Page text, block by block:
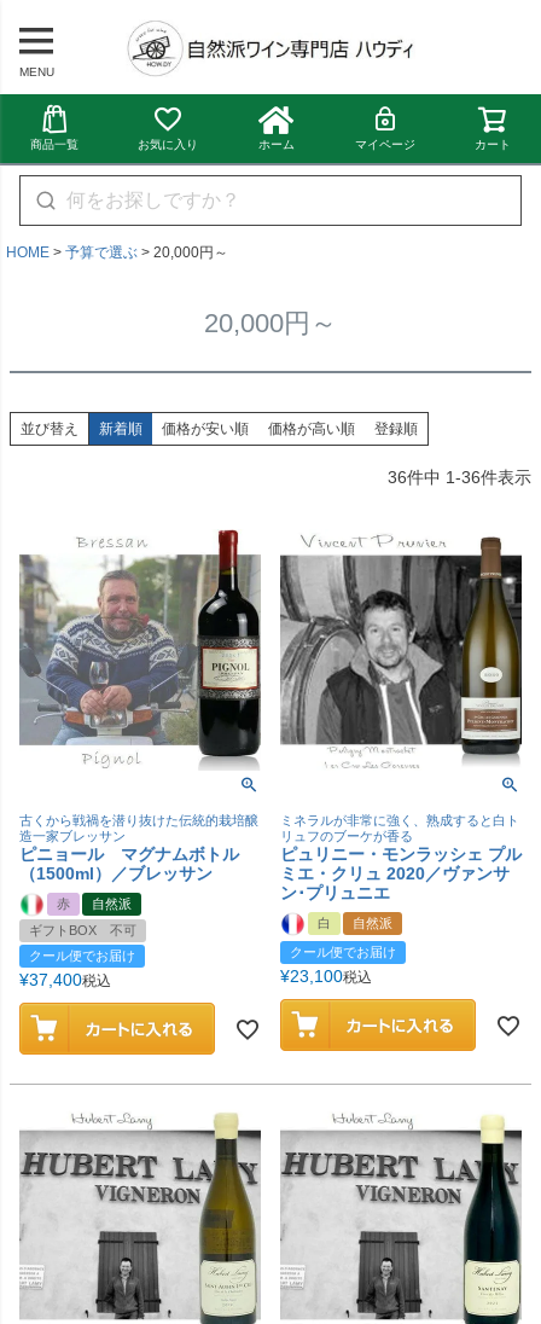
MENU
商品一覧 お気に入り ホーム マイページ カート
HOME 予算で選ぶ 20,000円～
20,000円～
並び替え 新着順 価格が安い順 価格が高い順 登録順
36件中 1-36件表示
古くから戦禍を潜り抜けた伝統的栽培醸
造一家ブレッサン
ピニョール マグナムボトル
（1500ml）／ブレッサン
赤
自然派
ギフトBOX 不可
クール便でお届け
¥37,400税込
ミネラルが非常に強く、熟成すると白ト
リュフのブーケが香る
ピュリニー・モンラッシェ プル
ミエ・クリュ 2020／ヴァンサ
ン･プリュニエ
白
自然派
クール便でお届け
¥23,100税込